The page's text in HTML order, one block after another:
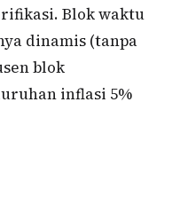
Blok waktu
dinamis (tanpa
blok
inflasi 5%